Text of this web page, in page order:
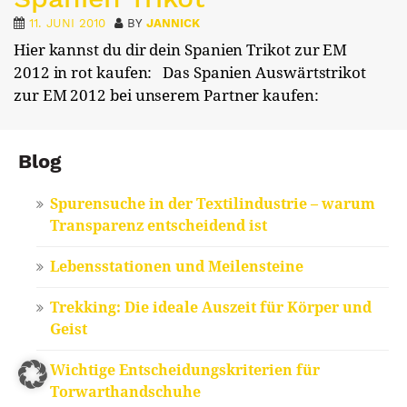
11. JUNI 2010 BY JANNICK
Hier kannst du dir dein Spanien Trikot zur EM
2012 in rot kaufen: Das Spanien Auswärtstrikot
zur EM 2012 bei unserem Partner kaufen:
Blog
Spurensuche in der Textilindustrie – warum
Transparenz entscheidend ist
Lebensstationen und Meilensteine
Trekking: Die ideale Auszeit für Körper und
Geist
Wichtige Entscheidungskriterien für
Torwarthandschuhe